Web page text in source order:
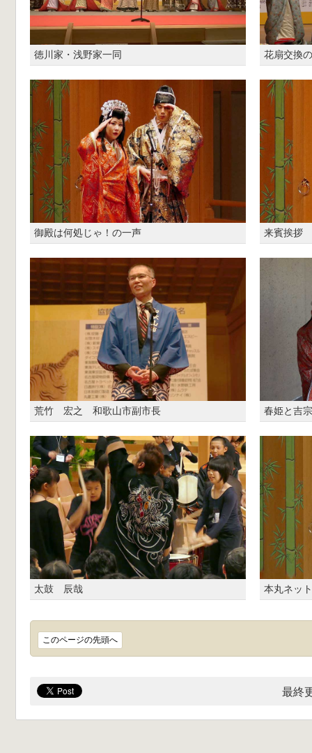
徳川家・浅野家一同 花扇交換
御殿は何処じゃ！の一声 来賓挨拶
荒竹 宏之 和歌山市副市長 春姫と吉
太鼓 辰哉 本丸ネッ
このページの先頭へ
最終